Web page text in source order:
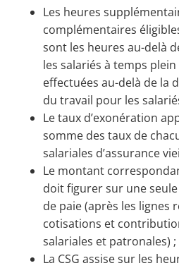
Les heures
complémentaires
sont les heures au-delà
les salariés à temps
effectuées au-delà de la
du travail pour les
Le taux d’exonération
somme des taux de
salariales d’assurance
Le montant
doit figurer sur une
de paie (après les lignes
cotisations et
salariales et patronales) ;
La CSG assise sur les